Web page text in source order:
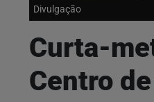
Divulgação
Curta-
Centro